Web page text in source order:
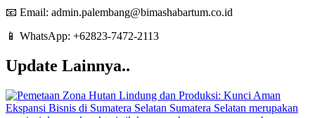
📧 Email: admin.palembang@bimashabartum.co.id
📱 WhatsApp: +62823-7472-2113
Update Lainnya..